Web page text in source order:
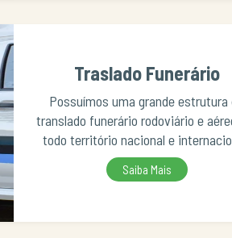
Traslado Funerário
Possuímos uma grande estrutura
translado funerário rodoviário e
todo território nacional e
Saiba Mais